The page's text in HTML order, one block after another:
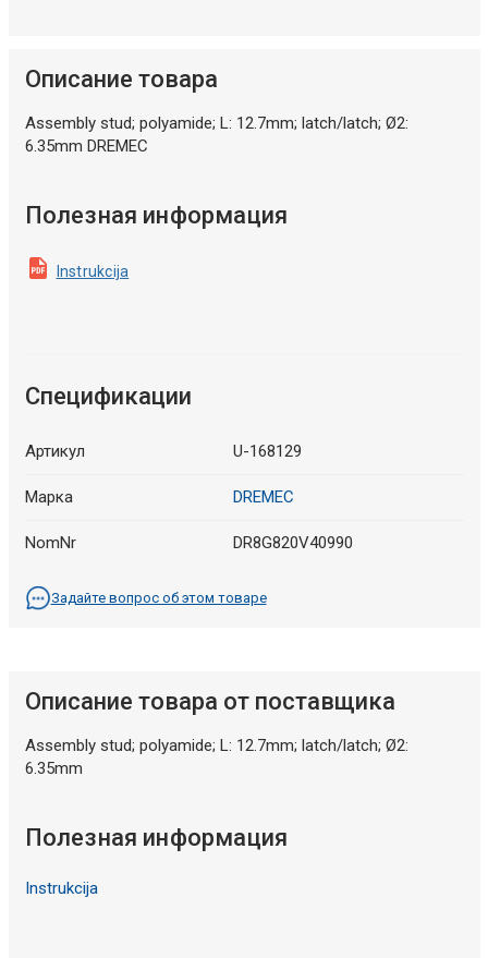
Описание товара
Assembly stud; polyamide; L: 12.7mm; latch/latch; Ø2:
6.35mm DREMEC
Полезная информация
Instrukcija
Спецификации
Артикул U-168129
Марка DREMEC
NomNr DR8G820V40990
Задайте вопрос об этом товаре
Описание товара от поставщика
Assembly stud; polyamide; L: 12.7mm; latch/latch; Ø2:
6.35mm
Полезная информация
Instrukcija